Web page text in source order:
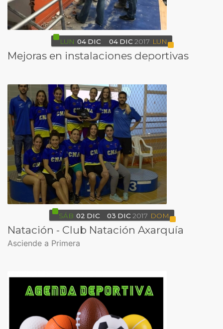
LUN 04 DIC 04 DIC 2017 LUN
Mejoras en instalaciones deportivas
SÁB 02 DIC 03 DIC 2017 DOM
Natación - Club Natación Axarquía
Asciende a Primera